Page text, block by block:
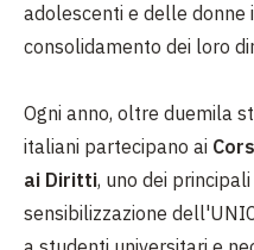
adolescenti e delle
consolidamento dei loro
Ogni anno, oltre duemila
italiani partecipano ai
ai Diritti, uno dei
sensibilizzazione